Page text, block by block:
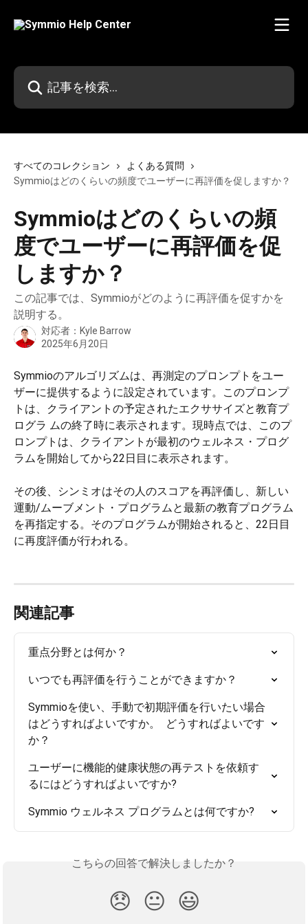
記事を検索...
すべてのコレクション
よくある質問
Symmioはどのくらいの頻度でユーザーに再評価を促しますか？
Symmioはどのくらいの頻
度でユーザーに再評価を促
しますか？
この記事では、Symmioがどのように再評価を促すかを
説明する。
対応者： Kyle Barrow
2025年6月20日
Symmioのアルゴリズムは、再測定のプロンプトをユー
ザーに提供するように設定されています。このプロンプ
トは、クライアントの予定されたエクササイズと教育プ
ログラ ムの終了時に表示されます。現時点では、このプ
ロンプトは、クライアントが最初のウェルネス・プログ
ラムを開始してから22日目に表示されます。
その後、シンミオはその人のスコアを再評価し、新しい
運動/ムーブメント・プログラムと最新の教育プログラム
を再指定する。そのプログラムが開始されると、22日目
に再度評価が行われる。
関連記事
重点分野とは何か？
いつでも再評価を行うことができますか？
Symmioを使い、手動で初期評価を行いたい場合
はどうすればよいですか。  どうすればよいです
か？
ユーザーに機能的健康状態の再テストを依頼す
るにはどうすればよいですか?
Symmio ウェルネス プログラムとは何ですか?
こちらの回答で解決しましたか？
😞 😐 😃